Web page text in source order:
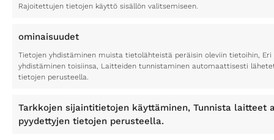
Rajoitettujen tietojen käyttö sisällön valitsemiseen.
ominaisuudet
Tietojen yhdistäminen muista tietolähteistä peräisin oleviin tietoihin,
yhdistäminen toisiinsa, Laitteiden tunnistaminen automaattisesti
tietojen perusteella.
Tarkkojen sijaintitietojen käyttäminen, Tunnista laitteet
pyydettyjen tietojen perusteella.